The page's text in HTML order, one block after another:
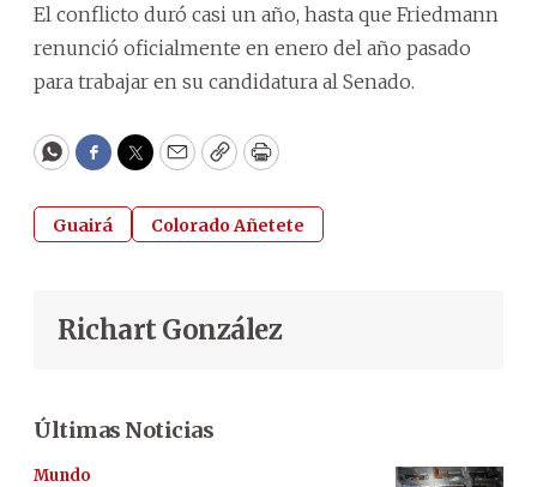
El conflicto duró casi un año, hasta que Friedmann
renunció oficialmente en enero del año pasado
para trabajar en su candidatura al Senado.
WhatsApp
Facebook
Twitter
EmailCopyPrint
Guairá Colorado Añetete
Richart González
Últimas Noticias
Mundo